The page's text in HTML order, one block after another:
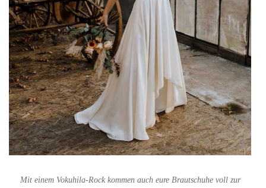
Mit einem Vokuhila-Rock kommen auch eure Brautschuhe voll zur